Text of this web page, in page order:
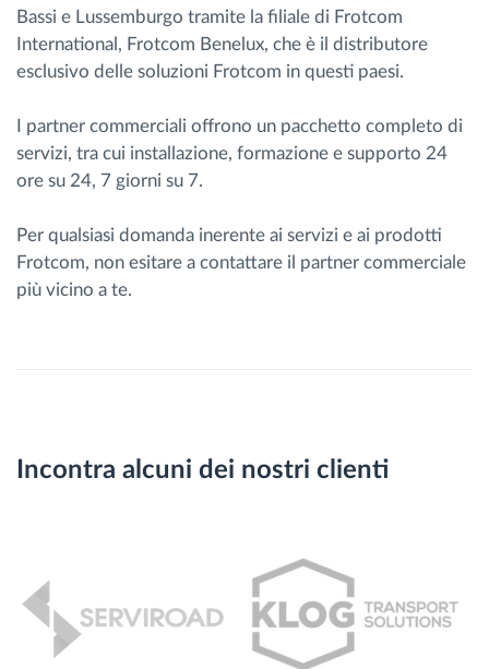
Bassi e Lussemburgo tramite la filiale di Frotcom
International, Frotcom Benelux, che è il distributore
esclusivo delle soluzioni Frotcom in questi paesi.
I partner commerciali offrono un pacchetto completo di
servizi, tra cui installazione, formazione e supporto 24
ore su 24, 7 giorni su 7.
Per qualsiasi domanda inerente ai servizi e ai prodotti
Frotcom, non esitare a contattare il partner commerciale
più vicino a te.
Incontra alcuni dei nostri clienti